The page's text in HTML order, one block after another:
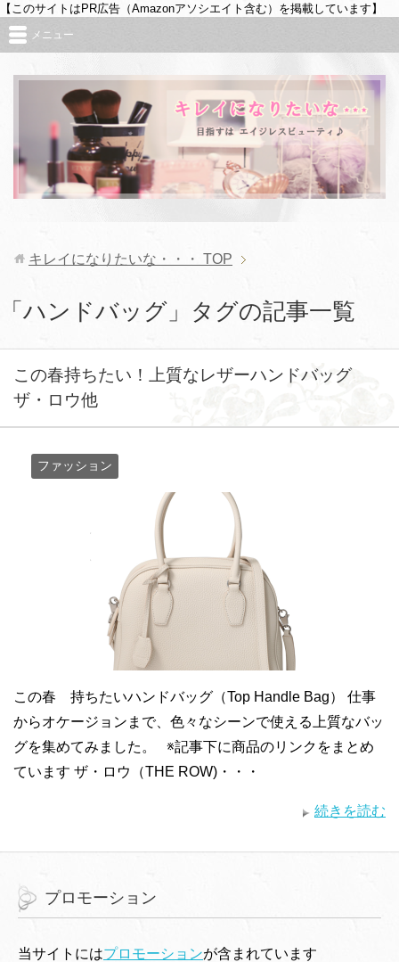
【このサイトはPR広告（Amazonアソシエイト含む）を掲載しています】
メニュー
キレイになりたいな・・・ TOP
「ハンドバッグ」タグの記事一覧
この春持ちたい！上質なレザーハンドバッグ
ザ・ロウ他
ファッション
この春 持ちたいハンドバッグ（Top Handle Bag） 仕事
からオケージョンまで、色々なシーンで使える上質なバッ
グを集めてみました。 ※記事下に商品のリンクをまとめ
ています ザ・ロウ（THE ROW)・・・
続きを読む
プロモーション
当サイトにはプロモーションが含まれています